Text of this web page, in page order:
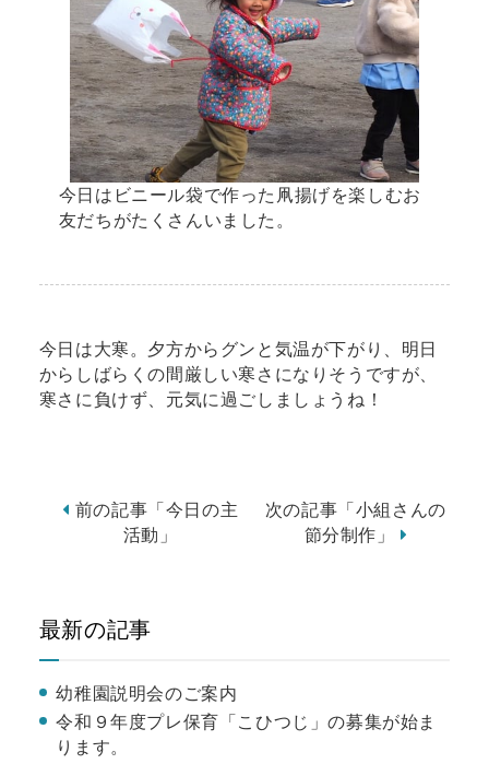
今日はビニール袋で作った凧揚げを楽しむお
友だちがたくさんいました。
今日は大寒。夕方からグンと気温が下がり、明日
からしばらくの間厳しい寒さになりそうですが、
寒さに負けず、元気に過ごしましょうね！
前の記事「今日の主
活動」
次の記事「小組さんの
節分制作」
最新の記事
幼稚園説明会のご案内
令和９年度プレ保育「こひつじ」の募集が始ま
ります。